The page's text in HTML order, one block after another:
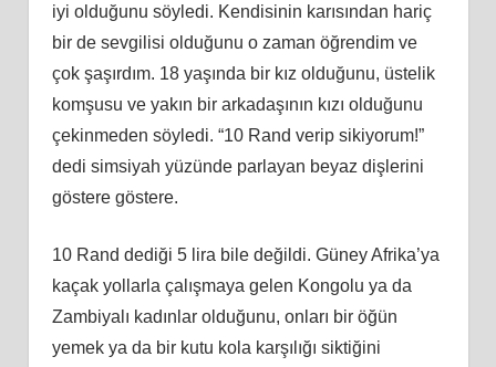
iyi olduğunu söyledi. Kendisinin karısından hariç
bir de sevgilisi olduğunu o zaman öğrendim ve
çok şaşırdım. 18 yaşında bir kız olduğunu, üstelik
komşusu ve yakın bir arkadaşının kızı olduğunu
çekinmeden söyledi. “10 Rand verip sikiyorum!”
dedi simsiyah yüzünde parlayan beyaz dişlerini
göstere göstere.
10 Rand dediği 5 lira bile değildi. Güney Afrika’ya
kaçak yollarla çalışmaya gelen Kongolu ya da
Zambiyalı kadınlar olduğunu, onları bir öğün
yemek ya da bir kutu kola karşılığı siktiğini